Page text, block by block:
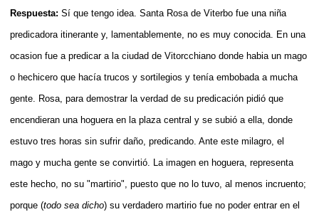
Respuesta: Sí que tengo idea. Santa Rosa de Viterbo fue una niña
predicadora itinerante y, lamentablemente, no es muy conocida. En una
ocasion fue a predicar a la ciudad de Vitorcchiano donde habia un mago
o hechicero que hacía trucos y sortilegios y tenía embobada a mucha
gente. Rosa, para demostrar la verdad de su predicación pidió que
encendieran una hoguera en la plaza central y se subió a ella, donde
estuvo tres horas sin sufrir daño, predicando. Ante este milagro, el
mago y mucha gente se convirtió. La imagen en hoguera, representa
este hecho, no su "martirio", puesto que no lo tuvo, al menos incruento;
porque (todo sea dicho) su verdadero martirio fue no poder entrar en el